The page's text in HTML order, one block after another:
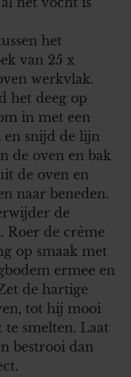
het
van 25 x
werkvlak.
het deeg op
in met een
en snijd de lijn
de oven en bak
de oven en
naar beneden.
de
Roer de crème
op smaak met
ermee en
de hartige
tot hij mooi
te smelten. Laat
bestrooi dan